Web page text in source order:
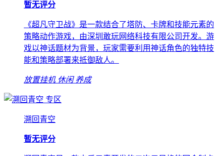
暂无评分
《超凡守卫战》是一款结合了塔防、卡牌和技能元素的
策略动作游戏，由深圳敢玩网络科技有限公司开发。游
戏以神话题材为背景，玩家需要利用神话角色的独特技
能和策略部署来抵御敌人。
放置挂机 休闲 养成
专区
溯回青空
暂无评分